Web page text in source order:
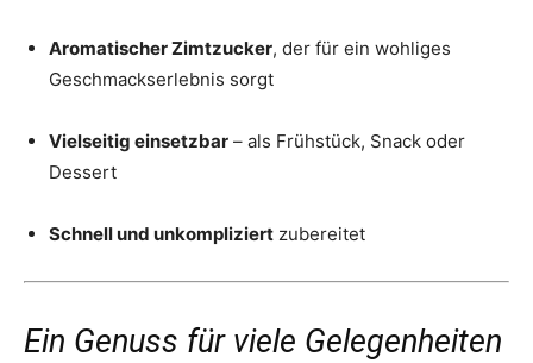
Aromatischer Zimtzucker, der für ein wohliges
Geschmackserlebnis sorgt
Vielseitig einsetzbar – als Frühstück, Snack oder
Dessert
Schnell und unkompliziert zubereitet
Ein Genuss für viele Gelegenheiten